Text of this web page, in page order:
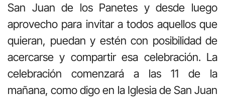
San Juan de los Panetes y desde luego
aprovecho para invitar a todos aquellos que
quieran, puedan y estén con posibilidad de
acercarse y compartir esa celebración. La
celebración comenzará a las 11 de la
mañana, como digo en la Iglesia de San Juan